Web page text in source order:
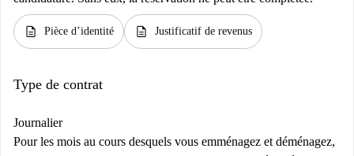
description Pièce d’identité description Justificatif de revenus
Type de contrat
Journalier
Pour les mois au cours desquels vous emménagez et déménagez,